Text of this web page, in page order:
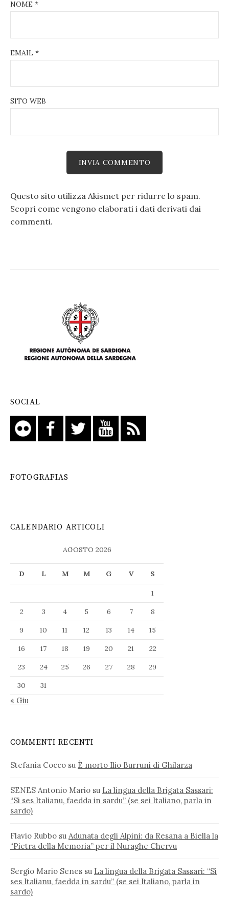
NOME *
EMAIL *
SITO WEB
Questo sito utilizza Akismet per ridurre lo spam.
Scopri come vengono elaborati i dati derivati dai
commenti.
SOCIAL
FOTOGRAFIAS
CALENDARIO ARTICOLI
AGOSTO 2026
D L M M G V S
1
2
3 4 5 6 7
8
9
10 11 12 13 14
15
16
17 18 19 20 21
22
23
24 25 26 27 28
29
30
31
« Giu
COMMENTI RECENTI
Stefania Cocco su È morto Ilio Burruni di Ghilarza
SENES Antonio Mario su La lingua della Brigata Sassari:
“Si ses Italianu, faedda in sardu” (se sei Italiano, parla in
sardo)
Flavio Rubbo su Adunata degli Alpini: da Resana a Biella la
“Pietra della Memoria” per il Nuraghe Chervu
Sergio Mario Senes su La lingua della Brigata Sassari: “Si
ses Italianu, faedda in sardu” (se sei Italiano, parla in
sardo)